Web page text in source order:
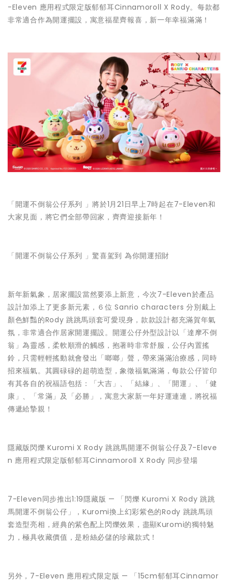
-Eleven 應用程式限定版郁郁耳Cinnamoroll X Rody。每款都
非常適合作為開運擺設，寓意福星齊報喜，新一年幸福滿滿！
「開運不倒翁公仔系列 」將於1月21日早上7時起在7-Eleven和
大家見面，將它們全部帶回家，齊齊迎接新年！
「開運不倒翁公仔系列 」驚喜駕到 為你開運招財
新年新氣象，居家擺設當然要添上新意，今次7-Eleven於產品
設計加添上了更多新元素，６位 Sanrio characters 分別戴上
顏色鮮豔的Rody 跳跳馬頭套可愛現身，款款設計都充滿賀年氣
氛，非常適合作居家開運擺設。開運公仔外型設計以「達摩不倒
翁」為靈感，柔軟順滑的觸感，抱著時非常舒服，公仔內置搖
鈴，只需輕輕搖動就會發出「啷啷」聲，帶來滿滿治療感，同時
招來福氣。其圓碌碌的超萌造型，象徵福氣滿滿，每款公仔皆印
有其各自的祝福語包括：「大吉」、「結緣」、「開運」、「健
康」、「常滿」及「必勝」，寓意大家新一年好運連連，將祝福
傳遞給摯親！
隱藏版閃爍 Kuromi X Rody 跳跳馬開運不倒翁公仔及7-Eleve
n 應用程式限定版郁郁耳Cinnamoroll X Rody 同步登場
7-Eleven同步推出1:19隱藏版 — 「閃爍 Kuromi X Rody 跳跳
馬開運不倒翁公仔」，Kuromi換上幻彩紫色的Rody 跳跳馬頭
套造型亮相，經典的紫色配上閃爍效果，盡顯Kuromi的獨特魅
力，極具收藏價值，是粉絲必儲的珍藏款式！
另外，7-Eleven 應用程式限定版 — 「15cm郁郁耳Cinnamor